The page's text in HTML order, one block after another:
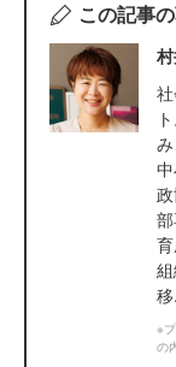
この記事
※
の